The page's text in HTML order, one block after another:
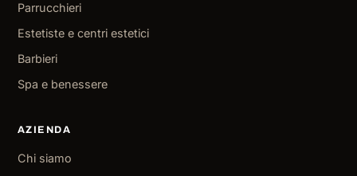
Parrucchieri
Estetiste e centri estetici
Barbieri
Spa e benessere
AZIENDA
Chi siamo